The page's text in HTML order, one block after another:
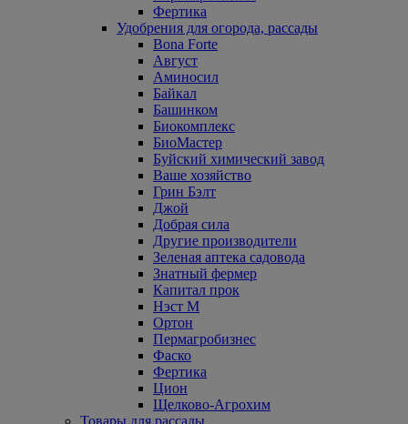
Фертика
Удобрения для огорода, рассады
Bona Forte
Август
Аминосил
Байкал
Башинком
Биокомплекс
БиоМастер
Буйский химический завод
Ваше хозяйство
Грин Бэлт
Джой
Добрая сила
Другие производители
Зеленая аптека садовода
Знатный фермер
Капитал прок
Нэст М
Ортон
Пермагробизнес
Фаско
Фертика
Цион
Щелково-Агрохим
Товары для рассады